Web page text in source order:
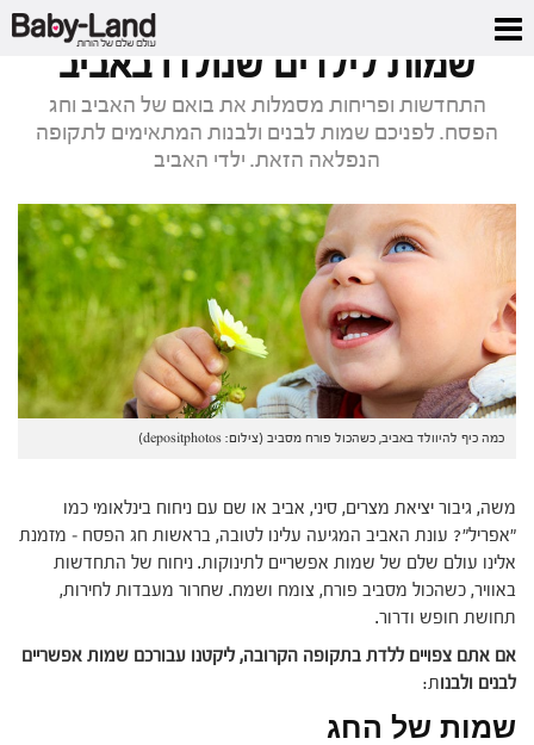
דף הבית
שמות לילדים שנולדו באביב
התחדשות ופריחות מסמלות את בואם של האביב וחג
הפסח. לפניכם שמות לבנים ולבנות המתאימים לתקופה
הנפלאה הזאת. ילדי האביב
כמה כיף להיוולד באביב, כשהכול פורח מסביב (צילום: depositphotos)
משה, גיבור יציאת מצרים, סיני, אביב או שם עם ניחוח בינלאומי כמו
"אפריל"? עונת האביב המגיעה עלינו לטובה, בראשות חג הפסח – מזמנת
אלינו עולם שלם של שמות אפשריים לתינוקות. ניחוח של התחדשות
באוויר, כשהכול מסביב פורח, צומח ושמח. שחרור מעבדות לחירות,
תחושת חופש ודרור.
אם אתם צפויים ללדת בתקופה הקרובה, ליקטנו עבורכם שמות אפשריים
לבנים ולבנות:
שמות של החג